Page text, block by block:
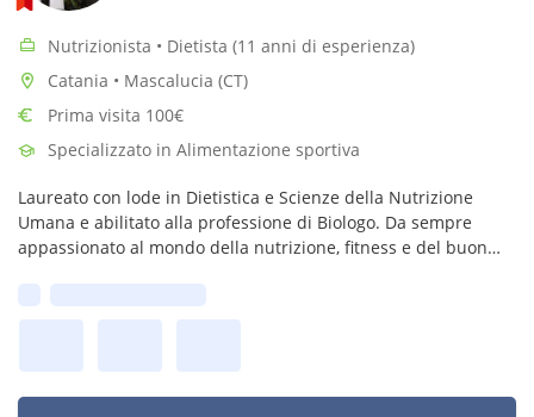
Nutrizionista • Dietista (11 anni di esperienza)
Catania • Mascalucia (CT)
Prima visita 100€
Specializzato in Alimentazione sportiva
Laureato con lode in Dietistica e Scienze della Nutrizione
Umana e abilitato alla professione di Biologo. Da sempre
appassionato al mondo della nutrizione, fitness e del buon